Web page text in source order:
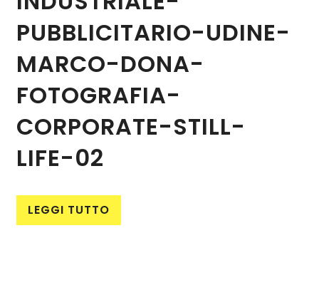
PUBBLICITARIO-UDINE-
MARCO-DONA-
FOTOGRAFIA-
CORPORATE-STILL-
LIFE-02
LEGGI TUTTO